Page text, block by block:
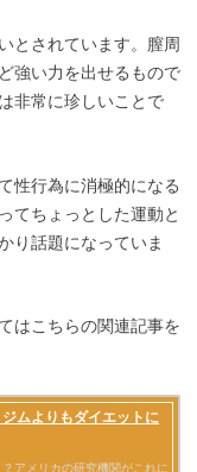
とされています。膣周
強い力を出せるもので
非常に珍しいことで
性行為に消極的になる
てちょっとした運動と
り話題になっていま
はこちらの関連記事を